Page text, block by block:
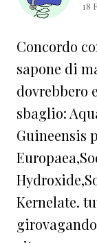
18
Concordo
sapone di
dovrebbero
sbaglio:
Guineensis
Kernelate.